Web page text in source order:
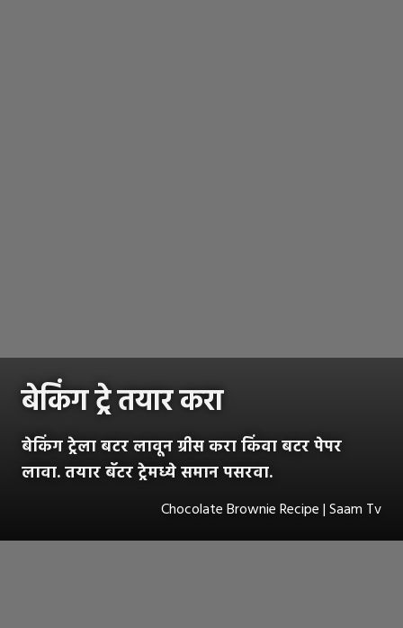
बेकिंग ट्रे तयार करा
बेकिंग ट्रेला बटर लावून ग्रीस करा किंवा बटर पेपर
लावा. तयार बॅटर ट्रेमध्ये समान पसरवा.
Chocolate Brownie Recipe | Saam Tv